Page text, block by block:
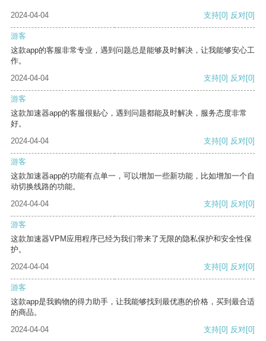
2024-04-04 支持[0] 反对[0]
游客
这款app的客服非常专业，遇到问题总是能够及时解决，让我能够安心工
作。
2024-04-04
支持[0] 反对[0]
游客
这款加速器app的客服很贴心，遇到问题都能及时解决，服务态度非常
好。
2024-04-04
支持[0] 反对[0]
游客
这款加速器app的功能有点单一，可以增加一些新功能，比如增加一个自
动切换线路的功能。
2024-04-04
支持[0] 反对[0]
游客
这款加速器VPM应用程序已经为我们带来了无限的隐私保护和安全性保
护。
2024-04-04
支持[0] 反对[0]
游客
这款app是我购物的得力助手，让我能够找到最优惠的价格，买到最合适
的商品。
2024-04-04
支持[0] 反对[0]